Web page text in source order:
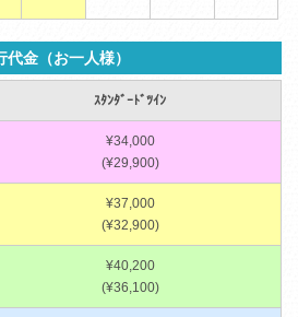
代金（お一人様）
ｽﾀﾝﾀﾞｰﾄﾞﾂｲﾝ
¥34,000
(¥29,900)
¥37,000
(¥32,900)
¥40,200
(¥36,100)